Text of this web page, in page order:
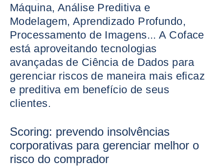
Máquina, Análise Preditiva e
Modelagem, Aprendizado Profundo,
Processamento de Imagens... A Coface
está aproveitando tecnologias
avançadas de Ciência de Dados para
gerenciar riscos de maneira mais eficaz
e preditiva em benefício de seus
clientes.
Scoring: prevendo insolvências
corporativas para gerenciar melhor o
risco do comprador